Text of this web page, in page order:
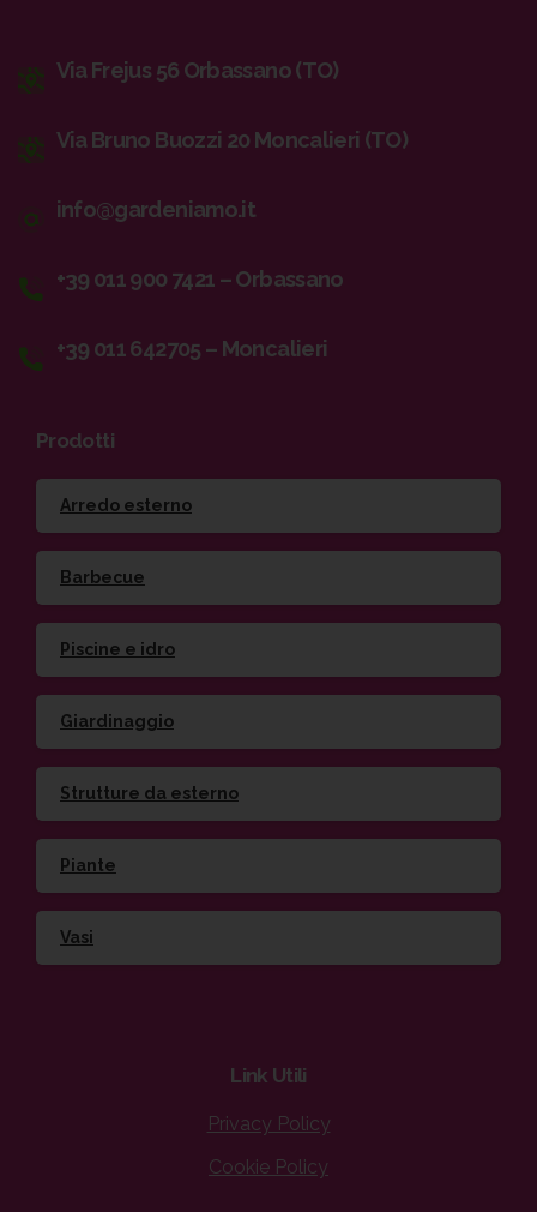
Via Frejus 56 Orbassano (TO)
Via Bruno Buozzi 20 Moncalieri (TO)
info@gardeniamo.it
+39 011 900 7421 – Orbassano
+39 011 642705 – Moncalieri
Prodotti
Arredo esterno
Barbecue
Piscine e idro
Giardinaggio
Strutture da esterno
Piante
Vasi
Link Utili
Privacy Policy
Cookie Policy